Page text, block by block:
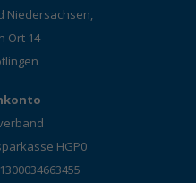
Niedersachsen,
Ort 14
HGP0